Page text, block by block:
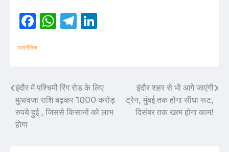
Facebook
WhatsApp
Telegram
राजनीतिक
Post
navigation
इंदौर में पश्चिमी रिंग रोड के लिए
मुआवजा राशि बढ़कर 1000 करोड़
रुपये हुई , जिससे किसानों को लाभ
होगा
इंदौर शहर से भी आगे जाएंगी
ट्रेन, मुंबई तक होगा सीधा रूट,
दिसंबर तक खत्म होगा काम!